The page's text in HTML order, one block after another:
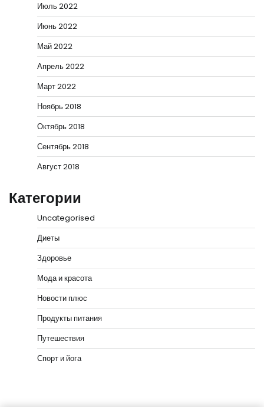
Июль 2022
Июнь 2022
Май 2022
Апрель 2022
Март 2022
Ноябрь 2018
Октябрь 2018
Сентябрь 2018
Август 2018
Категории
Uncategorised
Диеты
Здоровье
Мода и красота
Новости плюс
Продукты питания
Путешествия
Спорт и йога